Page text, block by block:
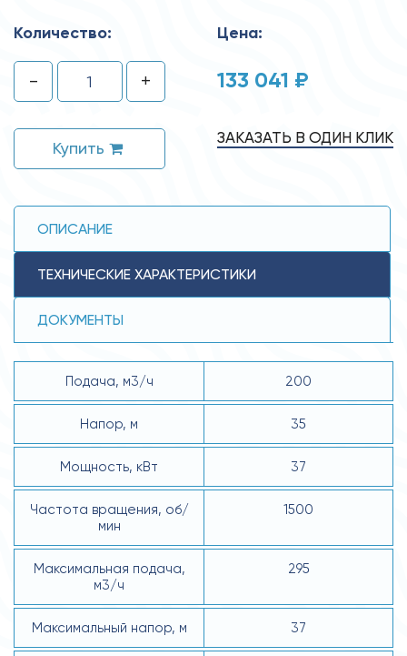
Количество:
- +
Купить
Цена:
133 041 ₽
ЗАКАЗАТЬ В ОДИН КЛИК
ОПИСАНИЕ
ТЕХНИЧЕСКИЕ ХАРАКТЕРИСТИКИ
ДОКУМЕНТЫ
Подача, м3/ч 200
Напор, м 35
Мощность, кВт 37
Частота вращения, об/
мин
1500
Максимальная подача,
м3/ч
295
Максимальный напор, м 37